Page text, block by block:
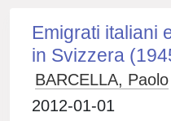
Emigrati italiani
in Svizzera
BARCELLA, Paolo
2012-01-01